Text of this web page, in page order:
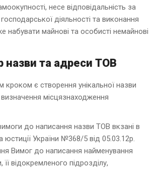
несе відповідальність за
діяльності та виконання
набувати майнові та особисті немайнові
назви та адреси ТОВ
кроком є створення унікальної назви
місцязнаходження
до написання назви ТОВ вкзані в
юстиції України №368/5 від 05.03.12р.
Вимог до написання найменування
відокремленого підрозділу,